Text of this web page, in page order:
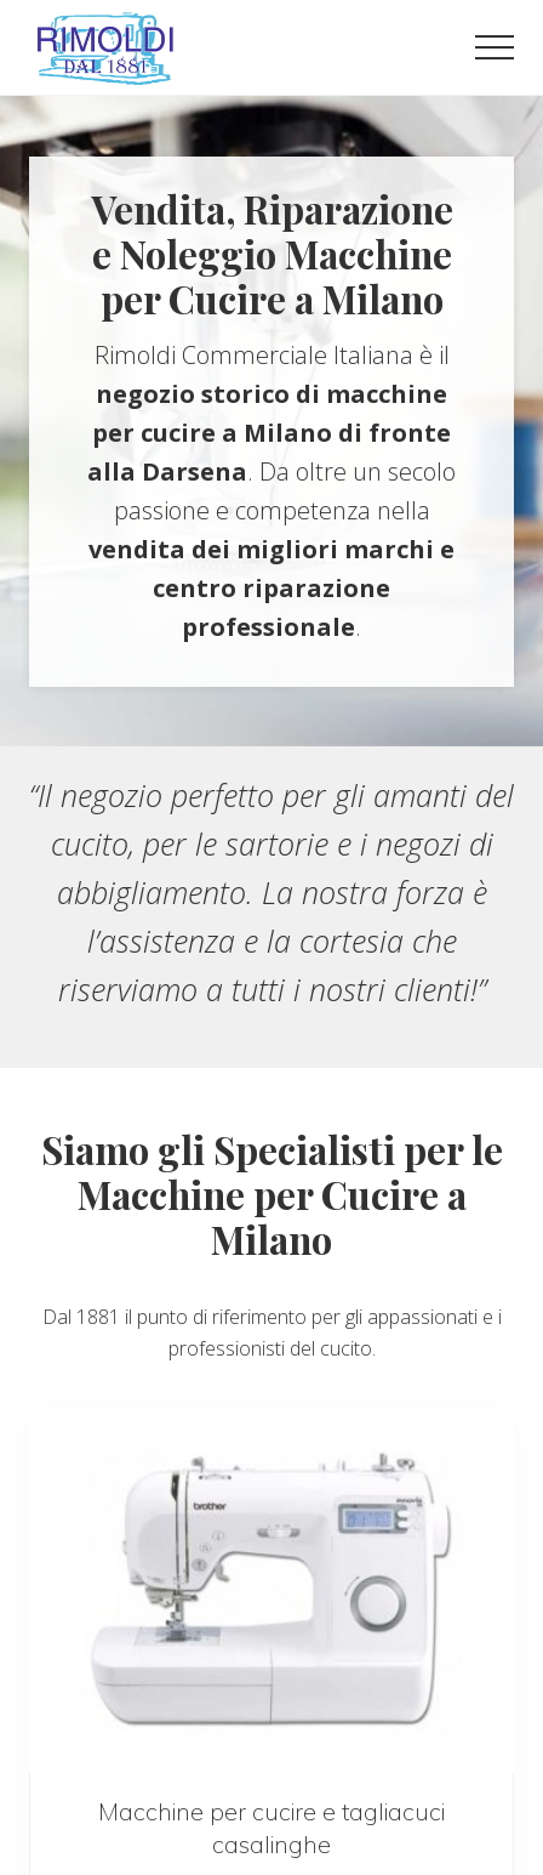
Passa
contenuto
principale
Passa
pagina
Il
negozio
per
macchine
per
cucire
Vendita, Riparazione
e Noleggio Macchine
per Cucire a Milano
Rimoldi Commerciale Italiana è il
negozio storico di macchine
per cucire a Milano di fronte
alla Darsena. Da oltre un secolo
passione e competenza nella
vendita dei migliori marchi e
centro riparazione
professionale.
“Il negozio perfetto per gli amanti del
cucito, per le sartorie e i negozi di
abbigliamento. La nostra forza è
l’assistenza e la cortesia che
riserviamo a tutti i nostri clienti!”
Siamo gli Specialisti per le
Macchine per Cucire a
Milano
Dal 1881 il punto di riferimento per gli appassionati e i
professionisti del cucito.
Macchine per cucire e tagliacuci
casalinghe